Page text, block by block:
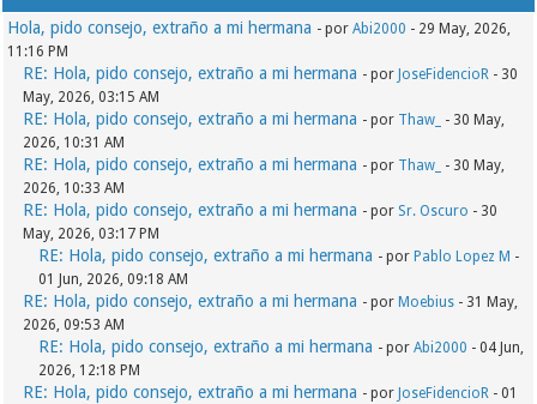
Hola, pido consejo, extraño a mi hermana - porAbi2000 - 29 May, 2026,
11:16 PM
RE: Hola, pido consejo, extraño a mi hermana - por JoseFidencioR - 30
May, 2026, 03:15 AM
RE: Hola, pido consejo, extraño a mi hermana - por Thaw_
- 30 May,
2026, 10:31 AM
RE: Hola, pido consejo, extraño a mi hermana - por Thaw_
- 30 May,
2026, 10:33 AM
RE: Hola, pido consejo, extraño a mi hermana - por Sr. Oscuro - 30
May, 2026, 03:17 PM
RE: Hola, pido consejo, extraño a mi hermana - por Pablo Lopez M -
01 Jun, 2026, 09:18 AM
RE: Hola, pido consejo, extraño a mi hermana - por Moebius - 31 May,
2026, 09:53 AM
RE: Hola, pido consejo, extraño a mi hermana - porAbi2000 - 04 Jun,
2026, 12:18 PM
RE: Hola, pido consejo, extraño a mi hermana - por JoseFidencioR - 01